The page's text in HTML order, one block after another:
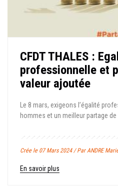
CFDT THALES :
professionnelle et
valeur ajoutée
Le 8 mars, exigeons l’égalité
hommes et un meilleur partage
Crée le 07 Mars 2024 / Par ANDRE
En savoir plus